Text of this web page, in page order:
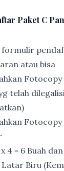
Paket C
formulir
atau bisa
Fotocopy
telah
4 = 6 Buah
Latar Biru